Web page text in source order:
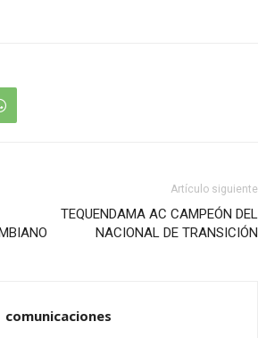
Artículo siguiente
TEQUENDAMA AC CAMPEÓN DEL
NACIONAL DE TRANSICIÓN
comunicaciones